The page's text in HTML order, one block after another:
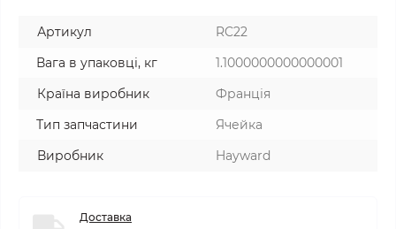
Артикул
RC22
Вага в упаковці, кг
1.1000000000000001
Країна виробник
Франція
Тип запчастини
Ячейка
Виробник
Hayward
Доставка